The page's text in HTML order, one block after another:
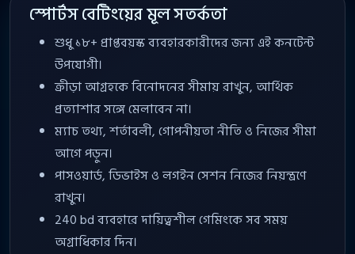
স্পোর্টস বেটিংয়ের মূল সতর্কতা
শুধু ১৮+ প্রাপ্তবয়স্ক ব্যবহারকারীদের জন্য এই কনটেন্ট
উপযোগী।
ক্রীড়া আগ্রহকে বিনোদনের সীমায় রাখুন, আর্থিক
প্রত্যাশার সঙ্গে মেলাবেন না।
ম্যাচ তথ্য, শর্তাবলী, গোপনীয়তা নীতি ও নিজের সীমা
আগে পড়ুন।
পাসওয়ার্ড, ডিভাইস ও লগইন সেশন নিজের নিয়ন্ত্রণে
রাখুন।
240 bd ব্যবহারে দায়িত্বশীল গেমিংকে সব সময়
অগ্রাধিকার দিন।